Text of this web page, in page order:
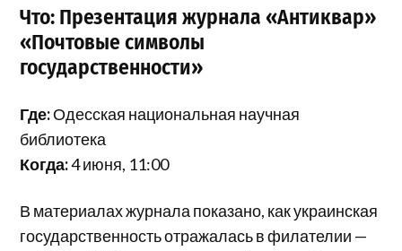
Что: Презентация журнала «Антиквар»
«Почтовые символы
государственности»
Где:Одесская национальная научная
библиотека
Когда:4 июня, 11:00
В материалах журнала показано, как украинская
государственность отражалась в филателии —